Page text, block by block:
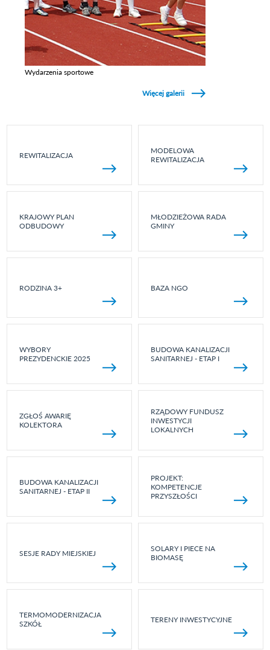
Wydarzenia sportowe
Więcej galerii
REWITALIZACJA
MODELOWA
REWITALIZACJA
KRAJOWY PLAN
ODBUDOWY
MŁODZIEŻOWA RADA
GMINY
RODZINA 3+ BAZA NGO
WYBORY
PREZYDENCKIE 2025
BUDOWA KANALIZACJI
SANITARNEJ - ETAP I
ZGŁOŚ AWARIĘ
KOLEKTORA
RZĄDOWY FUNDUSZ
INWESTYCJI
LOKALNYCH
BUDOWA KANALIZACJI
SANITARNEJ - ETAP II
PROJEKT:
KOMPETENCJE
PRZYSZŁOŚCI
SESJE RADY MIEJSKIEJ
SOLARY I PIECE NA
BIOMASĘ
TERMOMODERNIZACJA
SZKÓŁ
TERENY INWESTYCYJNE